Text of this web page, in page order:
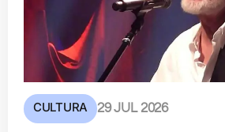
CULTURA 29 JUL 2026